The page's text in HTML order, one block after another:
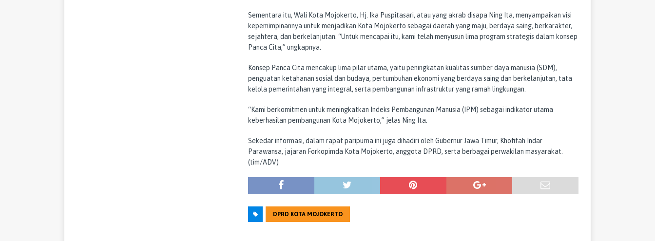
Sementara itu, Wali Kota Mojokerto, Hj. Ika Puspitasari, atau yang akrab disapa Ning Ita, menyampaikan visi
kepemimpinannya untuk menjadikan Kota Mojokerto sebagai daerah yang maju, berdaya saing, berkarakter,
sejahtera, dan berkelanjutan. “Untuk mencapai itu, kami telah menyusun lima program strategis dalam konsep
Panca Cita,” ungkapnya.
Konsep Panca Cita mencakup lima pilar utama, yaitu peningkatan kualitas sumber daya manusia (SDM),
penguatan ketahanan sosial dan budaya, pertumbuhan ekonomi yang berdaya saing dan berkelanjutan, tata
kelola pemerintahan yang integral, serta pembangunan infrastruktur yang ramah lingkungan.
“Kami berkomitmen untuk meningkatkan Indeks Pembangunan Manusia (IPM) sebagai indikator utama
keberhasilan pembangunan Kota Mojokerto,” jelas Ning Ita.
Sekedar informasi, dalam rapat paripurna ini juga dihadiri oleh Gubernur Jawa Timur, Khofifah Indar
Parawansa, jajaran Forkopimda Kota Mojokerto, anggota DPRD, serta berbagai perwakilan masyarakat.
(tim/ADV)
DPRD KOTA MOJOKERTO